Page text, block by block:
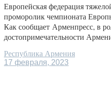
Европейская федерация
проморолик чемпионата
Как сообщает Арменпресс, в
достопримечательности
Республика Армения
17 февраля, 2023